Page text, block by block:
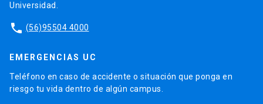
Universidad.
phone (56)95504 4000
EMERGENCIAS UC
Teléfono en caso de accidente o situación que ponga en
riesgo tu vida dentro de algún campus.